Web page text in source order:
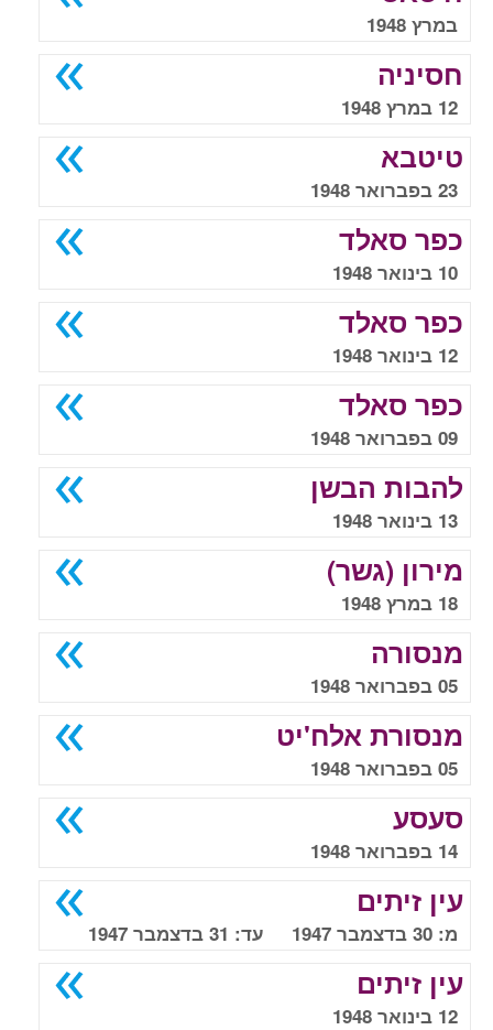
במרץ 1948
חסיניה
12 במרץ 1948
טיטבא
23 בפברואר 1948
כפר סאלד
10 בינואר 1948
כפר סאלד
12 בינואר 1948
כפר סאלד
09 בפברואר 1948
להבות הבשן
13 בינואר 1948
מירון (גשר)
18 במרץ 1948
מנסורה
05 בפברואר 1948
מנסורת אלח'יט
05 בפברואר 1948
סעסע
14 בפברואר 1948
עין זיתים
מ: 30 בדצמבר 1947 עד: 31 בדצמבר 1947
עין זיתים
12 בינואר 1948